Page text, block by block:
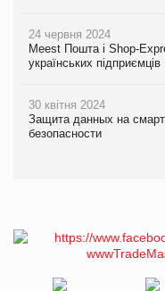
24 червня 2024
Meest Пошта і Shop-
українських підприємців
30 квітня 2024
Защита данных на
безопасности